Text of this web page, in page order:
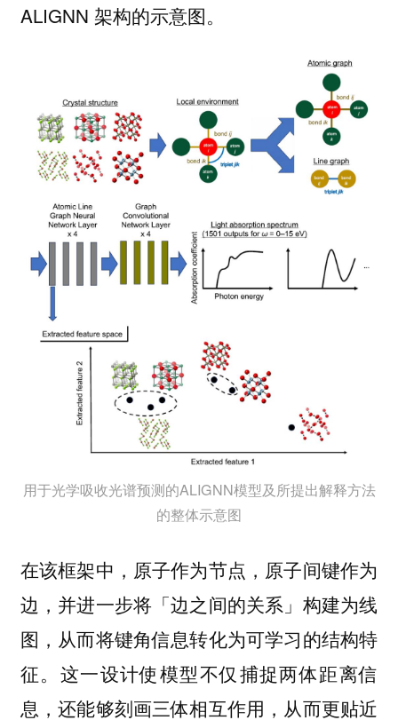
ALIGNN 架构的示意图。
用于光学吸收光谱预测的ALIGNN模型及所提出解释方法
的整体示意图
在该框架中，原子作为节点，原子间键作为
边，并进一步将「边之间的关系」构建为线
图，从而将键角信息转化为可学习的结构特
征。 这一设计使模型不仅捕捉两体距离信
息，还能够刻画三体相互作用，从而更贴近